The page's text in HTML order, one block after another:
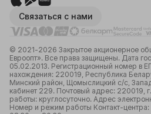
Связаться с нами
© 2021-2026 Закрытое акционерное
Евроопт». Все права защищены. Дата
05.02.2013. Регистрационный номер в
нахождения: 220019, Республика
Минский район, Щомыслицкий с/с,
кабинет 229. Почтовый адрес: 220019,
работы: круглосуточно. Адрес
Номер и режим работы Контакт-